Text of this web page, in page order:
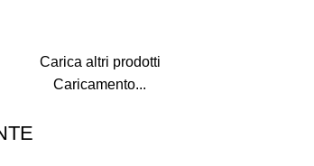
Carica altri prodotti
Caricamento...